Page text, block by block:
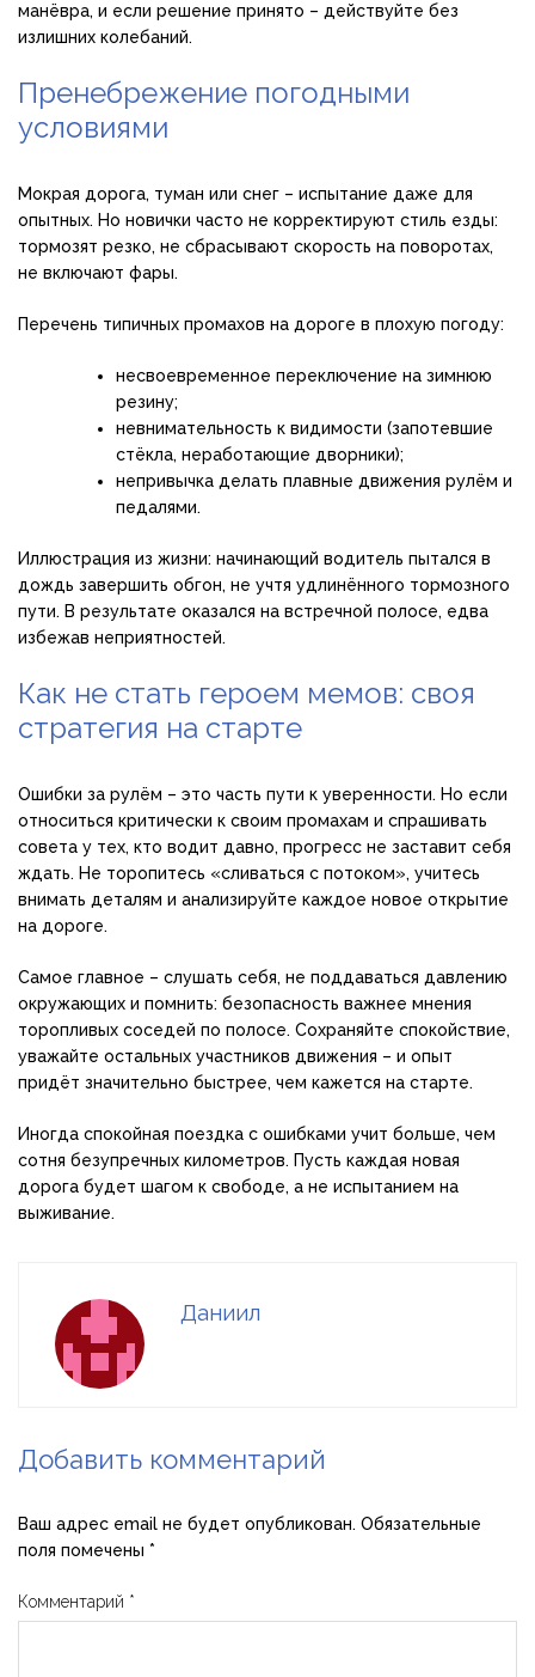
манёвра, и если решение принято – действуйте без
излишних колебаний.
Пренебрежение погодными
условиями
Мокрая дорога, туман или снег – испытание даже для
опытных. Но новички часто не корректируют стиль езды:
тормозят резко, не сбрасывают скорость на поворотах,
не включают фары.
Перечень типичных промахов на дороге в плохую погоду:
несвоевременное переключение на зимнюю
резину;
невнимательность к видимости (запотевшие
стёкла, неработающие дворники);
непривычка делать плавные движения рулём и
педалями.
Иллюстрация из жизни: начинающий водитель пытался в
дождь завершить обгон, не учтя удлинённого тормозного
пути. В результате оказался на встречной полосе, едва
избежав неприятностей.
Как не стать героем мемов: своя
стратегия на старте
Ошибки за рулём – это часть пути к уверенности. Но если
относиться критически к своим промахам и спрашивать
совета у тех, кто водит давно, прогресс не заставит себя
ждать. Не торопитесь «сливаться с потоком», учитесь
внимать деталям и анализируйте каждое новое открытие
на дороге.
Самое главное – слушать себя, не поддаваться давлению
окружающих и помнить: безопасность важнее мнения
торопливых соседей по полосе. Сохраняйте спокойствие,
уважайте остальных участников движения – и опыт
придёт значительно быстрее, чем кажется на старте.
Иногда спокойная поездка с ошибками учит больше, чем
сотня безупречных километров. Пусть каждая новая
дорога будет шагом к свободе, а не испытанием на
выживание.
Даниил
Добавить комментарий
Ваш адрес email не будет опубликован. Обязательные
поля помечены *
Комментарий *